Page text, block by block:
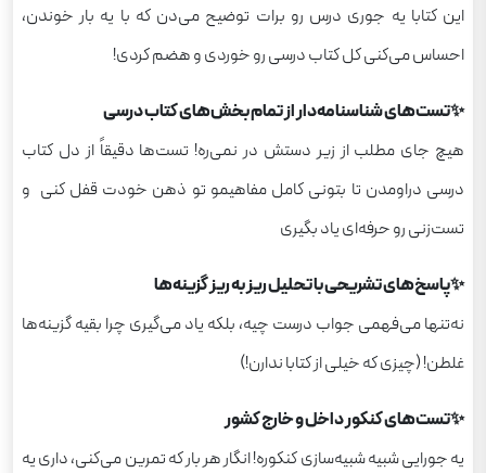
این کتابا یه جوری درس رو برات توضیح می‌دن که با یه بار خوندن،
احساس می‌کنی کل کتاب درسی رو خوردی و هضم کردی!
✨تست‌های شناسنامه‌دار از تمام بخش‌های کتاب درسی
هیچ جای مطلب از زیر دستش در نمی‌ره! تست‌ها دقیقاً از دل کتاب
درسی دراومدن تا بتونی کامل مفاهیمو تو ذهن خودت قفل کنی و
تست‌زنی رو حرفه‌ای یاد بگیری
✨پاسخ‌های تشریحی با تحلیل ریز به ریز گزینه‌ها
نه‌تنها می‌فهمی جواب درست چیه، بلکه یاد می‌گیری چرا بقیه گزینه‌ها
غلطن! (چیزی که خیلی از کتابا ندارن!)
✨تست‌های کنکور داخل و خارج کشور
یه جورایی شبیه شبیه‌سازی کنکوره! انگار هر بار که تمرین می‌کنی، داری یه